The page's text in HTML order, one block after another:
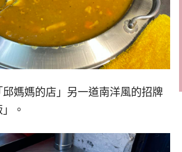
媽媽的店」另一道南洋風的招牌
。